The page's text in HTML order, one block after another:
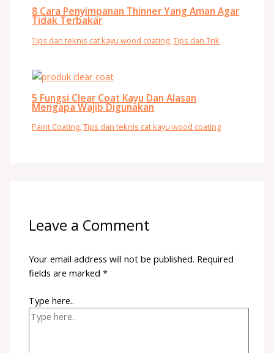
8 Cara Penyimpanan Thinner Yang Aman Agar
Tidak Terbakar
Tips dan teknis cat kayu wood coating,Tips dan Trik
5 Fungsi Clear Coat Kayu Dan Alasan
Mengapa Wajib Digunakan
Paint Coating,Tips dan teknis cat kayu wood coating
Leave a Comment
Your email address will not be published. Required
fields are marked*
Type here..